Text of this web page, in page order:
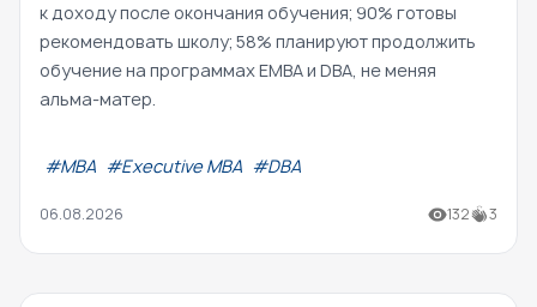
к доходу после окончания обучения; 90% готовы
рекомендовать школу; 58% планируют продолжить
обучение на программах EMBA и DBA, не меняя
альма-матер.
#МВА #Executive MBA #DBA
06.08.2026 132 3